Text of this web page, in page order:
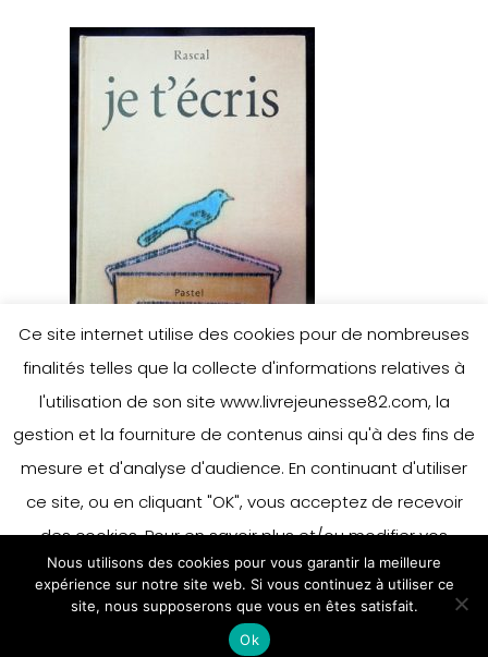
Leave a Reply
You must belogged into post a
comment.
Ce site internet utilise des cookies pour de nombreuses
finalités telles que la collecte d'informations relatives à
l'utilisation de son site www.livrejeunesse82.com, la
gestion et la fourniture de contenus ainsi qu'à des fins de
mesure et d'analyse d'audience. En continuant d'utiliser
ce site, ou en cliquant "OK", vous acceptez de recevoir
des cookies. Pour en savoir plus et/ou modifier vos
préférences en matière de cookies, merci de vous référer
à notre politique sur les cookies.
Accepter
En savoir plus
Nous utilisons des cookies pour vous garantir la meilleure
expérience sur notre site web. Si vous continuez à utiliser ce
site, nous supposerons que vous en êtes satisfait.
Ok